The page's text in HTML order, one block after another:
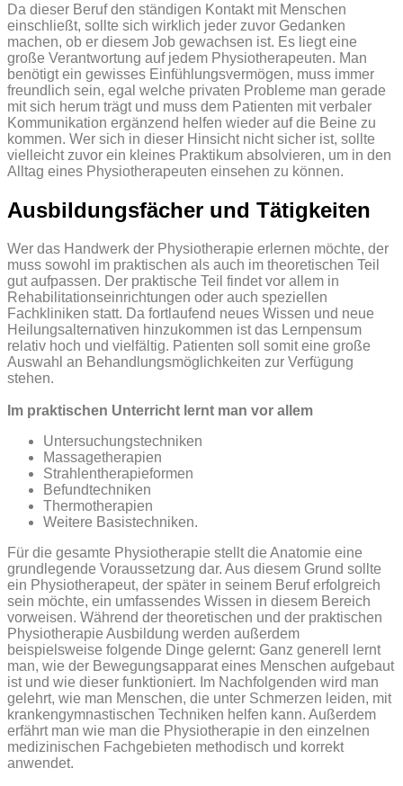
Da dieser Beruf den ständigen Kontakt mit Menschen
einschließt, sollte sich wirklich jeder zuvor Gedanken
machen, ob er diesem Job gewachsen ist. Es liegt eine
große Verantwortung auf jedem Physiotherapeuten. Man
benötigt ein gewisses Einfühlungsvermögen, muss immer
freundlich sein, egal welche privaten Probleme man gerade
mit sich herum trägt und muss dem Patienten mit verbaler
Kommunikation ergänzend helfen wieder auf die Beine zu
kommen. Wer sich in dieser Hinsicht nicht sicher ist, sollte
vielleicht zuvor ein kleines Praktikum absolvieren, um in den
Alltag eines Physiotherapeuten einsehen zu können.
Ausbildungsfächer und Tätigkeiten
Wer das Handwerk der Physiotherapie erlernen möchte, der
muss sowohl im praktischen als auch im theoretischen Teil
gut aufpassen. Der praktische Teil findet vor allem in
Rehabilitationseinrichtungen oder auch speziellen
Fachkliniken statt. Da fortlaufend neues Wissen und neue
Heilungsalternativen hinzukommen ist das Lernpensum
relativ hoch und vielfältig. Patienten soll somit eine große
Auswahl an Behandlungsmöglichkeiten zur Verfügung
stehen.
Im praktischen Unterricht lernt man vor allem
Untersuchungstechniken
Massagetherapien
Strahlentherapieformen
Befundtechniken
Thermotherapien
Weitere Basistechniken.
Für die gesamte Physiotherapie stellt die Anatomie eine
grundlegende Voraussetzung dar. Aus diesem Grund sollte
ein Physiotherapeut, der später in seinem Beruf erfolgreich
sein möchte, ein umfassendes Wissen in diesem Bereich
vorweisen. Während der theoretischen und der praktischen
Physiotherapie Ausbildung werden außerdem
beispielsweise folgende Dinge gelernt: Ganz generell lernt
man, wie der Bewegungsapparat eines Menschen aufgebaut
ist und wie dieser funktioniert. Im Nachfolgenden wird man
gelehrt, wie man Menschen, die unter Schmerzen leiden, mit
krankengymnastischen Techniken helfen kann. Außerdem
erfährt man wie man die Physiotherapie in den einzelnen
medizinischen Fachgebieten methodisch und korrekt
anwendet.